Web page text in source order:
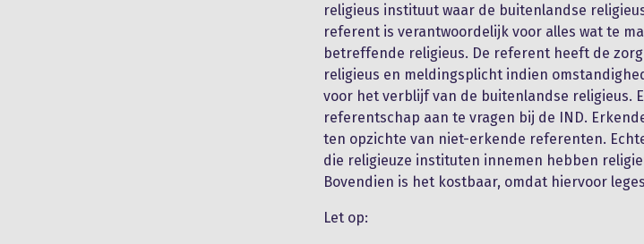
religieus instituut waar de buitenlandse
referent is verantwoordelijk voor alles wat te
betreffende religieus. De referent heeft de
religieus en meldingsplicht indien
voor het verblijf van de buitenlandse religieus.
referentschap aan te vragen bij de IND.
ten opzichte van niet-erkende referenten.
die religieuze instituten innemen hebben
Bovendien is het kostbaar, omdat hiervoor
Let op: